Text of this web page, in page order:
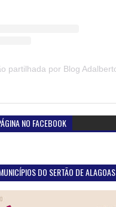
NO FACEBOOK
DO SERTÃO DE ALAGOAS